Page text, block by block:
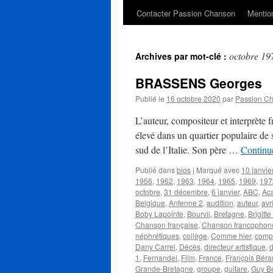
Contacter Passion Chanson
Archives par mot-clé : octobre
BRASSENS Georges
Publié le 16 octobre 2020 par Passion
L’auteur, compositeur et
élevé dans un quartier populaire
sud de l’Italie. Son père …
Publié dansbios | Marqué avec 10 janvier
1956, 1962, 1963, 1964, 1965, 1969,
octobre, 31 décembre, 6 janvier, ABC,
Belgique, Antenne 2, audition, auteur,
Boby Lapointe, Bourvil, Bretagne,
Chanson française, Chanson
néphrétiques, collège, Comme hier,
Dany Carrel, Décès, directeur artistique,
1 , Fernandel, Film, France, François
Grande-Bretagne, groupe, guitare, Guy